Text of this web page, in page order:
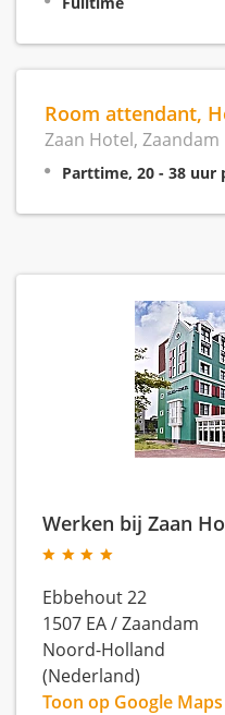
Room attendant,
Zaan Hotel, Zaandam
Parttime, 20 - 38 uur
Werken bij Zaan
Ebbehout 22
1507 EA/Zaandam
Noord-Holland
(Nederland)
Toon op Google Maps